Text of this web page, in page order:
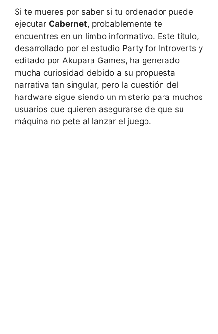
Si te mueres por saber si tu ordenador puede
ejecutar Cabernet, probablemente te
encuentres en un limbo informativo. Este título,
desarrollado por el estudio Party for Introverts y
editado por Akupara Games, ha generado
mucha curiosidad debido a su propuesta
narrativa tan singular, pero la cuestión del
hardware sigue siendo un misterio para muchos
usuarios que quieren asegurarse de que su
máquina no pete al lanzar el juego.